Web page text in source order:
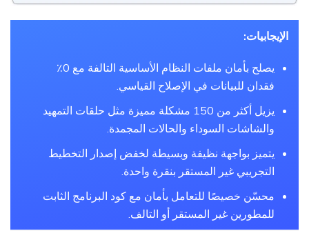
الإيجابيات:
يصلح بأمان ملفات النظام الأساسية التالفة مع 0٪
فقدان للبيانات في الإصلاح القياسي.
يزيل أكثر من 150 مشكلة مميزة مثل حلقات التمهيد
والشاشات السوداء والحالات المجمدة.
يتميز بواجهة نظيفة وبسيطة لخفض إصدار التخطيط
التجريبي غير المستقر بنقرة واحدة.
محسّن خصيصًا للتعامل بأمان مع كود البرنامج الثابت
للمطورين غير المستقر أو التالف.